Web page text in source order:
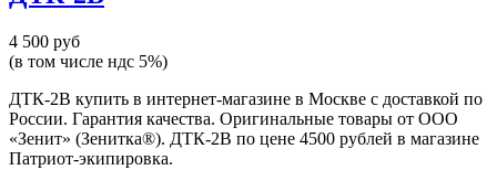
4 500 руб
(в том числе ндс 5%)
ДТК-2В купить в интернет-магазине в Москве с доставкой по
России. Гарантия качества. Оригинальные товары от ООО
«Зенит» (Зенитка®). ДТК-2В по цене 4500 рублей в магазине
Патриот-экипировка.